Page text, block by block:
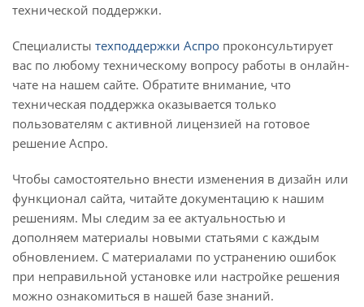
технической поддержки.
Специалисты техподдержки Аспро проконсультирует
вас по любому техническому вопросу работы в онлайн-
чате на нашем сайте. Обратите внимание, что
техническая поддержка оказывается только
пользователям с активной лицензией на готовое
решение Аспро.
Чтобы самостоятельно внести изменения в дизайн или
функционал сайта, читайте документацию к нашим
решениям. Мы следим за ее актуальностью и
дополняем материалы новыми статьями с каждым
обновлением. С материалами по устранению ошибок
при неправильной установке или настройке решения
можно ознакомиться в нашей базе знаний.